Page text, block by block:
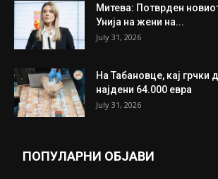
Митева: Потврден
Унија на жени на...
July 31, 2026
На Табановце, кај грчки
најдени 64.000 евра
July 31, 2026
ПОПУЛАРНИ ОБЈАВИ